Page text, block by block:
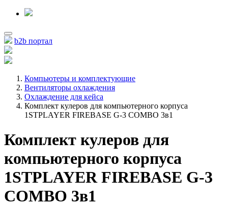
b2b портал
Компьютеры и комплектующие
Вентиляторы охлаждения
Охлаждение для кейса
Комплект кулеров для компьютерного корпуса
1STPLAYER FIREBASE G-3 COMBO 3в1
Комплект кулеров для
компьютерного корпуса
1STPLAYER FIREBASE G-3
COMBO 3в1